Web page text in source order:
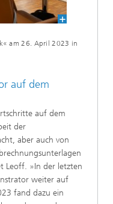
am 26. April 2023 in
auf dem
auf dem
der
aber auch von
Leoff. »In der letzten
weiter auf
fand dazu ein